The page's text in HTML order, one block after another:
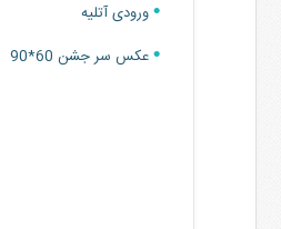
ورودی آتلیه
عکس سر جشن 60*90